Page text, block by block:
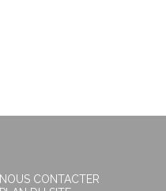
NOUS CONTACTER